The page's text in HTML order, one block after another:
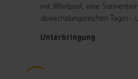
mit Whirlpool, eine
abwechslungsreichen Tages-
Unterbringung